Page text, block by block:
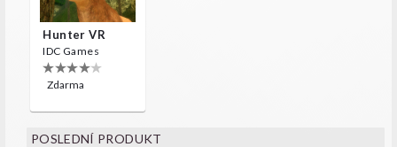
Hunter VR
IDC Games
Zdarma
POSLEDNÍ PRODUKT